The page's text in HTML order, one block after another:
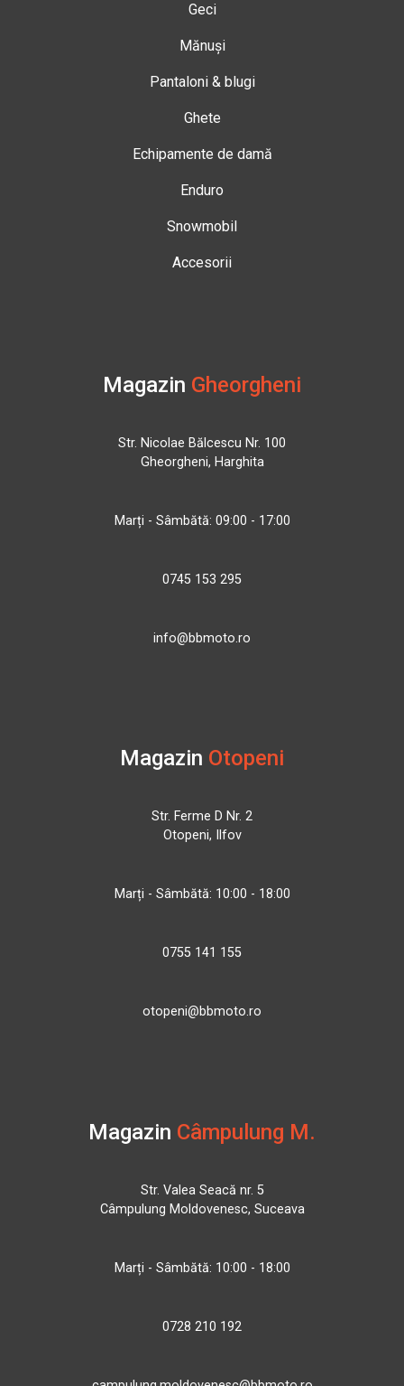
Geci
Mănuși
Pantaloni & blugi
Ghete
Echipamente de damă
Enduro
Snowmobil
Accesorii
Magazin Gheorgheni
Str. Nicolae Bălcescu Nr. 100
Gheorgheni, Harghita
Marți - Sâmbătă: 09:00 - 17:00
0745 153 295
info@bbmoto.ro
Magazin Otopeni
Str. Ferme D Nr. 2
Otopeni, Ilfov
Marți - Sâmbătă: 10:00 - 18:00
0755 141 155
otopeni@bbmoto.ro
Magazin Câmpulung M.
Str. Valea Seacă nr. 5
Câmpulung Moldovenesc, Suceava
Marți - Sâmbătă: 10:00 - 18:00
0728 210 192